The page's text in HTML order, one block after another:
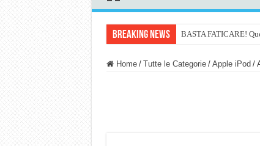
Breaking News BASTA FATICARE!
Home / Tutte le Categorie / Apple iPod /